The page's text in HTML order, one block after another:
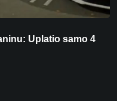
Uplatio samo 4